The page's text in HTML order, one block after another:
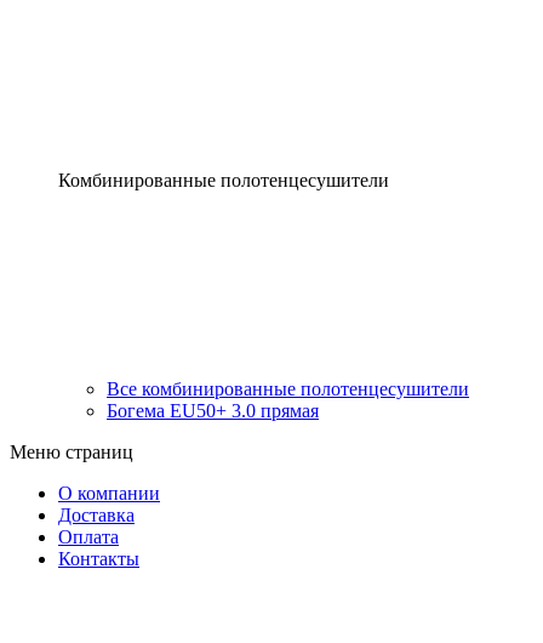
Комбинированные полотенцесушители
Все комбинированные полотенцесушители
Богема EU50+ 3.0 прямая
Меню страниц
О компании
Доставка
Оплата
Контакты